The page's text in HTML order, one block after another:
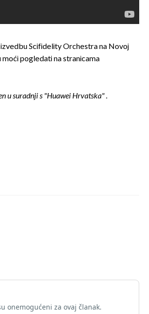
Scifidelity Orchestra na Novoj
pogledati na stranicama
u suradnji s "Huawei Hrvatska" .
onemogućeni za ovaj članak.